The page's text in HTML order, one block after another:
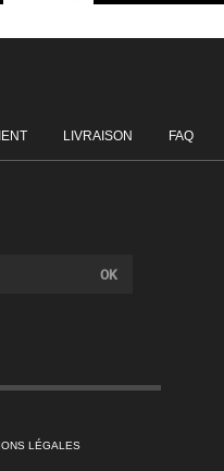
LIVRAISON FAQ
LÉGALES